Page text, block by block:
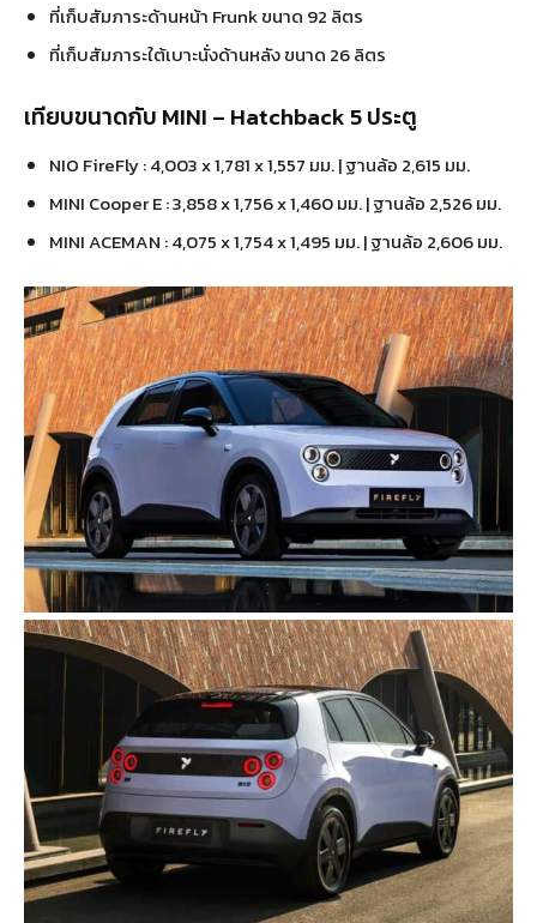
ที่เก็บสัมภาระด้านหน้า Frunk ขนาด 92 ลิตร
ที่เก็บสัมภาระใต้เบาะนั่งด้านหลัง ขนาด 26 ลิตร
เทียบขนาดกับ MINI – Hatchback 5 ประตู
NIO FireFly : 4,003 x 1,781 x 1,557 มม. | ฐานล้อ 2,615 มม.
MINI Cooper E : 3,858 x 1,756 x 1,460 มม. | ฐานล้อ 2,526 มม.
MINI ACEMAN : 4,075 x 1,754 x 1,495 มม. | ฐานล้อ 2,606 มม.